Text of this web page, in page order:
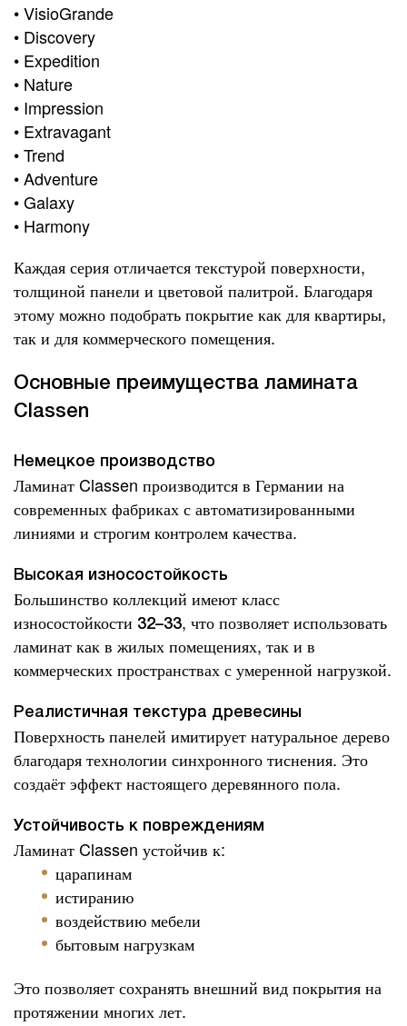
• VisioGrande
• Discovery
• Expedition
• Nature
• Impression
• Extravagant
• Trend
• Adventure
• Galaxy
• Harmony
Каждая серия отличается текстурой поверхности,
толщиной панели и цветовой палитрой. Благодаря
этому можно подобрать покрытие как для квартиры,
так и для коммерческого помещения.
Основные преимущества ламината
Classen
Немецкое производство
Ламинат Classen производится в Германии на
современных фабриках с автоматизированными
линиями и строгим контролем качества.
Высокая износостойкость
Большинство коллекций имеют класс
износостойкости 32–33, что позволяет использовать
ламинат как в жилых помещениях, так и в
коммерческих пространствах с умеренной нагрузкой.
Реалистичная текстура древесины
Поверхность панелей имитирует натуральное дерево
благодаря технологии синхронного тиснения. Это
создаёт эффект настоящего деревянного пола.
Устойчивость к повреждениям
Ламинат Classen устойчив к:
царапинам
истиранию
воздействию мебели
бытовым нагрузкам
Это позволяет сохранять внешний вид покрытия на
протяжении многих лет.